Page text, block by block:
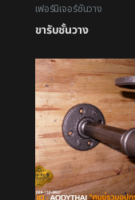
เฟอร์นิเจอร์ชั้นวาง
ขารับชั้นวาง